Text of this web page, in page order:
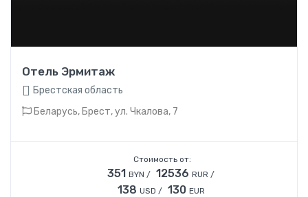
Отель Эрмитаж
Брестская область
Беларусь, Брест, ул. Чкалова, 7
Стоимость от:
351 BYN / 12536 RUR /
138 USD / 130 EUR